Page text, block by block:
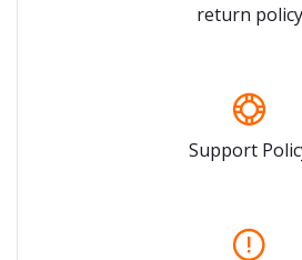
return policy
Support